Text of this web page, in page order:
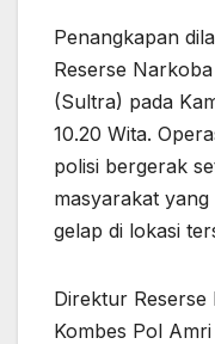
Penangkapan
Reserse
(Sultra) pada
10.20 Wita.
polisi bergerak
masyarakat
gelap di lokasi
Direktur
Kombes Pol